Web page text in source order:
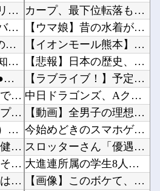
ホロライブ「宝鐘マリン」兎田ぺこらコラボに協力！ホロ夏アモアスにレイドして野うさぎ喜ぶ！1...
【画像】坂道女子のバスト一覧ｗｗｗｗｗｗｗｗｗｗｗｗwｗｗｗｗ
【FGO】 夜kunさんのモルガンイラスト！！ 蝶の羽好きです！
ブログ更新停止のお知らせ
やる夫はマジカルチ●ポで生き抜かないといけないようです 小話「実際の感度」
【艦これ】 堀り周回でだいぶ資源溶けたでち
【競馬】 豪コックスプレートの予備登録発表 噂のあったカランダガンは登録無しでジャパンCで...
ノムさん（野村克也）「勝ちに不思議の勝ちあり。負けに不思議の負けなし。」←これ矛盾してね？
【海外の反応】 冨安健洋がクリスタル・パレス加入へ「アーセナルサポの好きなクラブで良かった...
あにこ便第一部完！ そしてYoutubeへ…
【オカルト】 赤い人は人狼、金持ちが仕掛ける「気づかせ遊び」の果てに待つものは…
カープ、最下位転落も3位が射程圏内。新井監督「特別な日の試合だったので負けて悔しい」【反省...
【ウマ娘】昔の水着がそのまま入るジャーニー…まるで成長していない！？他
【イオンモール熊本】福岡酸素「配管が損傷しガス漏れ、着火した可能性」高圧ガス保安法などに基...
【悲報】日本の歴史、ついに『崩壊』してしまう・・・・・他
【ラブライブ！】予定立てるの苦手なので行き当たりばったりの旅行しかできません他
中日ドラゴンズ、Aクラスまで3ゲーム差wwwwwwwww他
【動画】全男子の理想の乳首、ついに発見されるｗｗｗｗｗｗｗ他
今始めどきのスマホゲームなにかある？他
スロッターさん「優遇冷遇はある。理由はスマスロだから、これだけで十分なんだよね」他
大進連所属の学生8人、在韓米軍平沢基地に無断侵入…米軍により身柄拘束！他
【画像】このボケて、破壊力ありすぎてクッソワロタｗｗｗｗｗｗｗｗｗ他